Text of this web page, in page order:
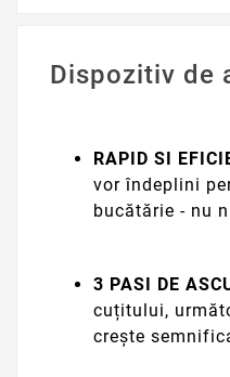
Dispozitiv de
RAPID SI
vor îndeplini
bucătărie - nu
3 PASI DE
cuțitului,
crește